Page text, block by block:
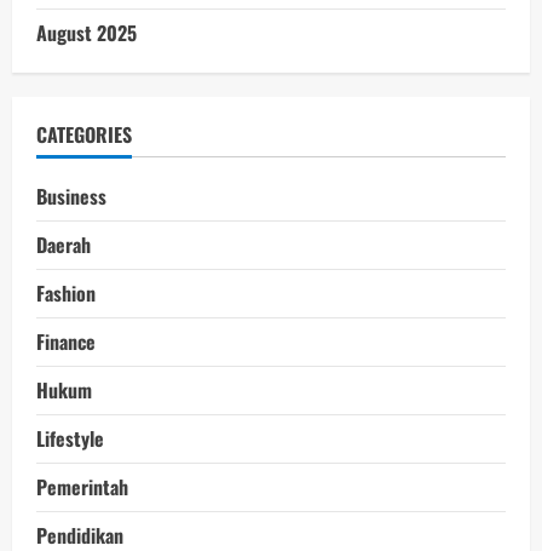
August 2025
CATEGORIES
Business
Daerah
Fashion
Finance
Hukum
Lifestyle
Pemerintah
Pendidikan